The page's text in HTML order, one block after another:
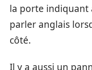
la porte indiquant
parler anglais
côté.
Il y a aussi un